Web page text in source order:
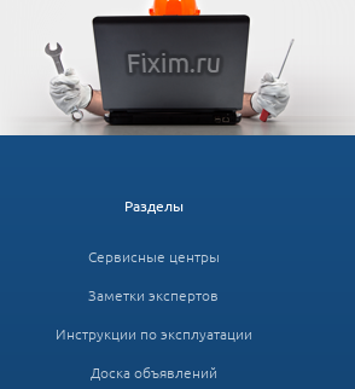
Разделы
Сервисные центры
Заметки экспертов
Инструкции по эксплуатации
Доска объявлений